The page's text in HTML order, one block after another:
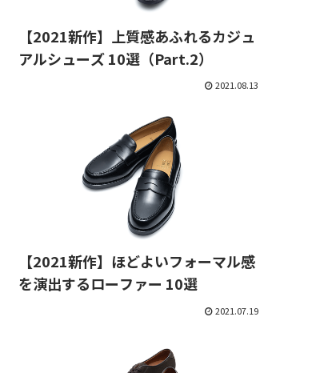
【2021新作】上質感あふれるカジュ
アルシューズ 10選（Part.2）
2021.08.13
【2021新作】ほどよいフォーマル感
を演出するローファー 10選
2021.07.19